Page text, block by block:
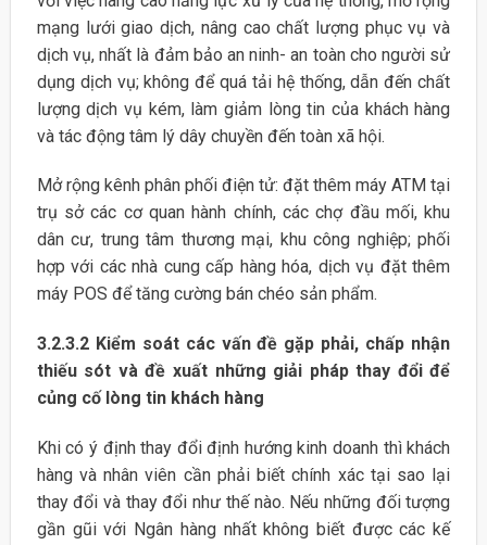
mạng lưới giao dịch, nâng cao chất lượng phục vụ và
dịch vụ, nhất là đảm bảo an ninh- an toàn cho người sử
dụng dịch vụ; không để quá tải hệ thống, dẫn đến chất
lượng dịch vụ kém, làm giảm lòng tin của khách hàng
và tác động tâm lý dây chuyền đến toàn xã hội.
Mở rộng kênh phân phối điện tử: đặt thêm máy ATM tại
trụ sở các cơ quan hành chính, các chợ đầu mối, khu
dân cư, trung tâm thương mại, khu công nghiệp; phối
hợp với các nhà cung cấp hàng hóa, dịch vụ đặt thêm
máy POS để tăng cường bán chéo sản phẩm.
3.2.3.2 Kiểm soát các vấn đề gặp phải, chấp nhận
thiếu sót và đề xuất những giải pháp thay đổi để
củng cố lòng tin khách hàng
Khi có ý định thay đổi định hướng kinh doanh thì khách
hàng và nhân viên cần phải biết chính xác tại sao lại
thay đổi và thay đổi như thế nào. Nếu những đối tượng
gần gũi với Ngân hàng nhất không biết được các kế